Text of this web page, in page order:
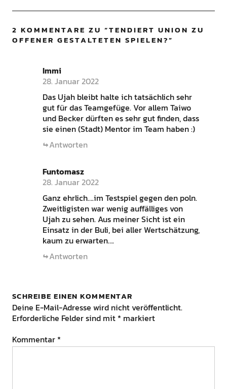
2 KOMMENTARE ZU “TENDIERT UNION ZU
OFFENER GESTALTETEN SPIELEN?”
Immi
28. Januar 2022
Das Ujah bleibt halte ich tatsächlich sehr
gut für das Teamgefüge. Vor allem Taiwo
und Becker dürften es sehr gut finden, dass
sie einen (Stadt) Mentor im Team haben :)
Antworten
Funtomasz
28. Januar 2022
Ganz ehrlich….im Testspiel gegen den poln.
Zweitligisten war wenig auffälliges von
Ujah zu sehen. Aus meiner Sicht ist ein
Einsatz in der Buli, bei aller Wertschätzung,
kaum zu erwarten….
Antworten
SCHREIBE EINEN KOMMENTAR
Deine E-Mail-Adresse wird nicht veröffentlicht.
Erforderliche Felder sind mit * markiert
Kommentar *